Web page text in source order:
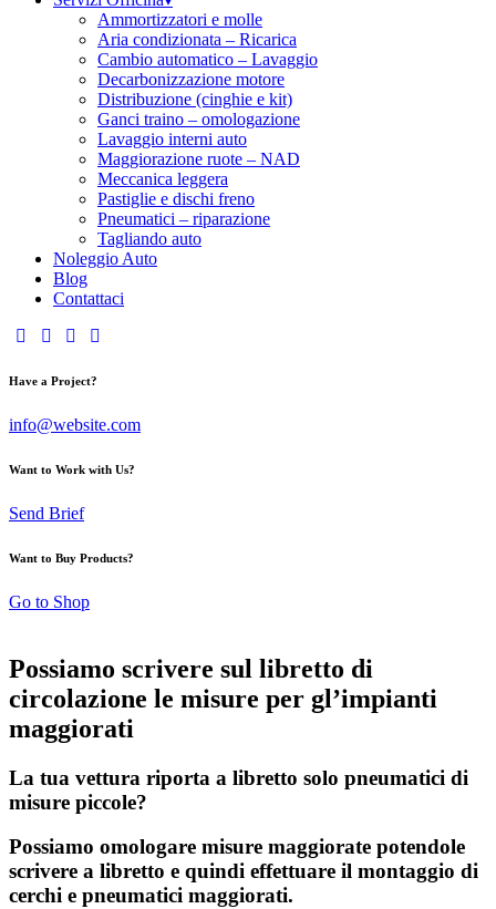
Ammortizzatori e molle
Aria condizionata – Ricarica
Cambio automatico – Lavaggio
Decarbonizzazione motore
Distribuzione (cinghie e kit)
Ganci traino – omologazione
Lavaggio interni auto
Maggiorazione ruote – NAD
Meccanica leggera
Pastiglie e dischi freno
Pneumatici – riparazione
Tagliando auto
Noleggio Auto
Blog
Contattaci
Have a Project?
info@website.com
Want to Work with Us?
Send Brief
Want to Buy Products?
Go to Shop
Possiamo scrivere sul libretto di
circolazione le misure per gl’impianti
maggiorati
La tua vettura riporta a libretto solo pneumatici di
misure piccole?
Possiamo omologare misure maggiorate potendole
scrivere a libretto e quindi effettuare il montaggio di
cerchi e pneumatici maggiorati.